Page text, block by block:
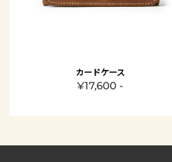
カードケース
¥17,600 -